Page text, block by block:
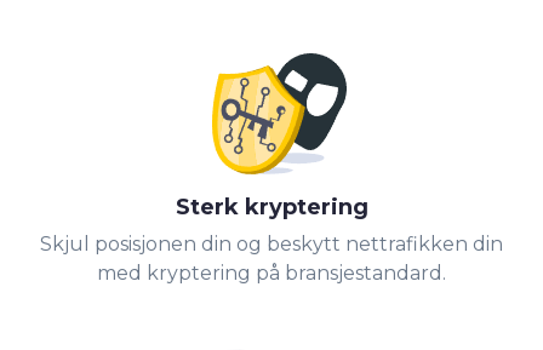
Sterk kryptering
Skjul posisjonen din og beskytt nettrafikken din
med kryptering på bransjestandard.